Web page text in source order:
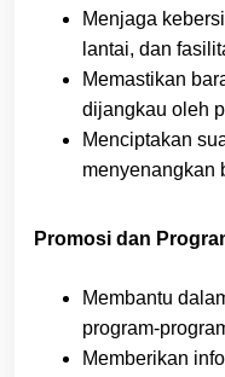
Menjaga
lantai, dan
Memastikan
dijangkau oleh
Menciptakan
menyenangkan
Promosi dan
Membantu
program-
Memberikan